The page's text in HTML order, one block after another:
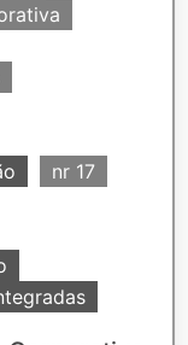
nr 17